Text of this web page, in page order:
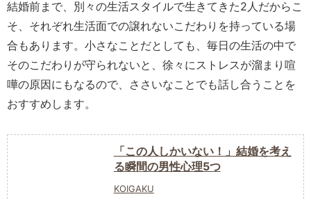
結婚前まで、別々の生活スタイルで生きてきた2人だからこ
そ、それぞれ生活面での譲れないこだわりを持っている場
合もあります。小さなことだとしても、毎日の生活の中で
そのこだわりが守られないと、徐々にストレスが溜まり喧
嘩の原因にもなるので、ささいなことでも話し合うことを
おすすめします。
「この人しかいない！」結婚を考え
る瞬間の男性心理5つ
KOIGAKU